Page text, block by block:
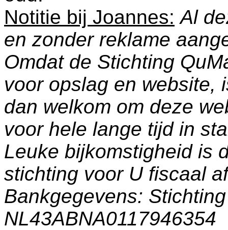
Notitie bij Joannes: Al
en zonder reklame
Omdat de Stichting
voor opslag en website,
dan welkom om deze
voor hele lange tijd in
Leuke bijkomstigheid is
stichting voor U fiscaal
Bankgegevens:
NL43ABNA0117946354